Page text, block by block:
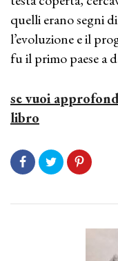
quelli erano segni
l’evoluzione e il
fu il primo paese a
se vuoi
libro